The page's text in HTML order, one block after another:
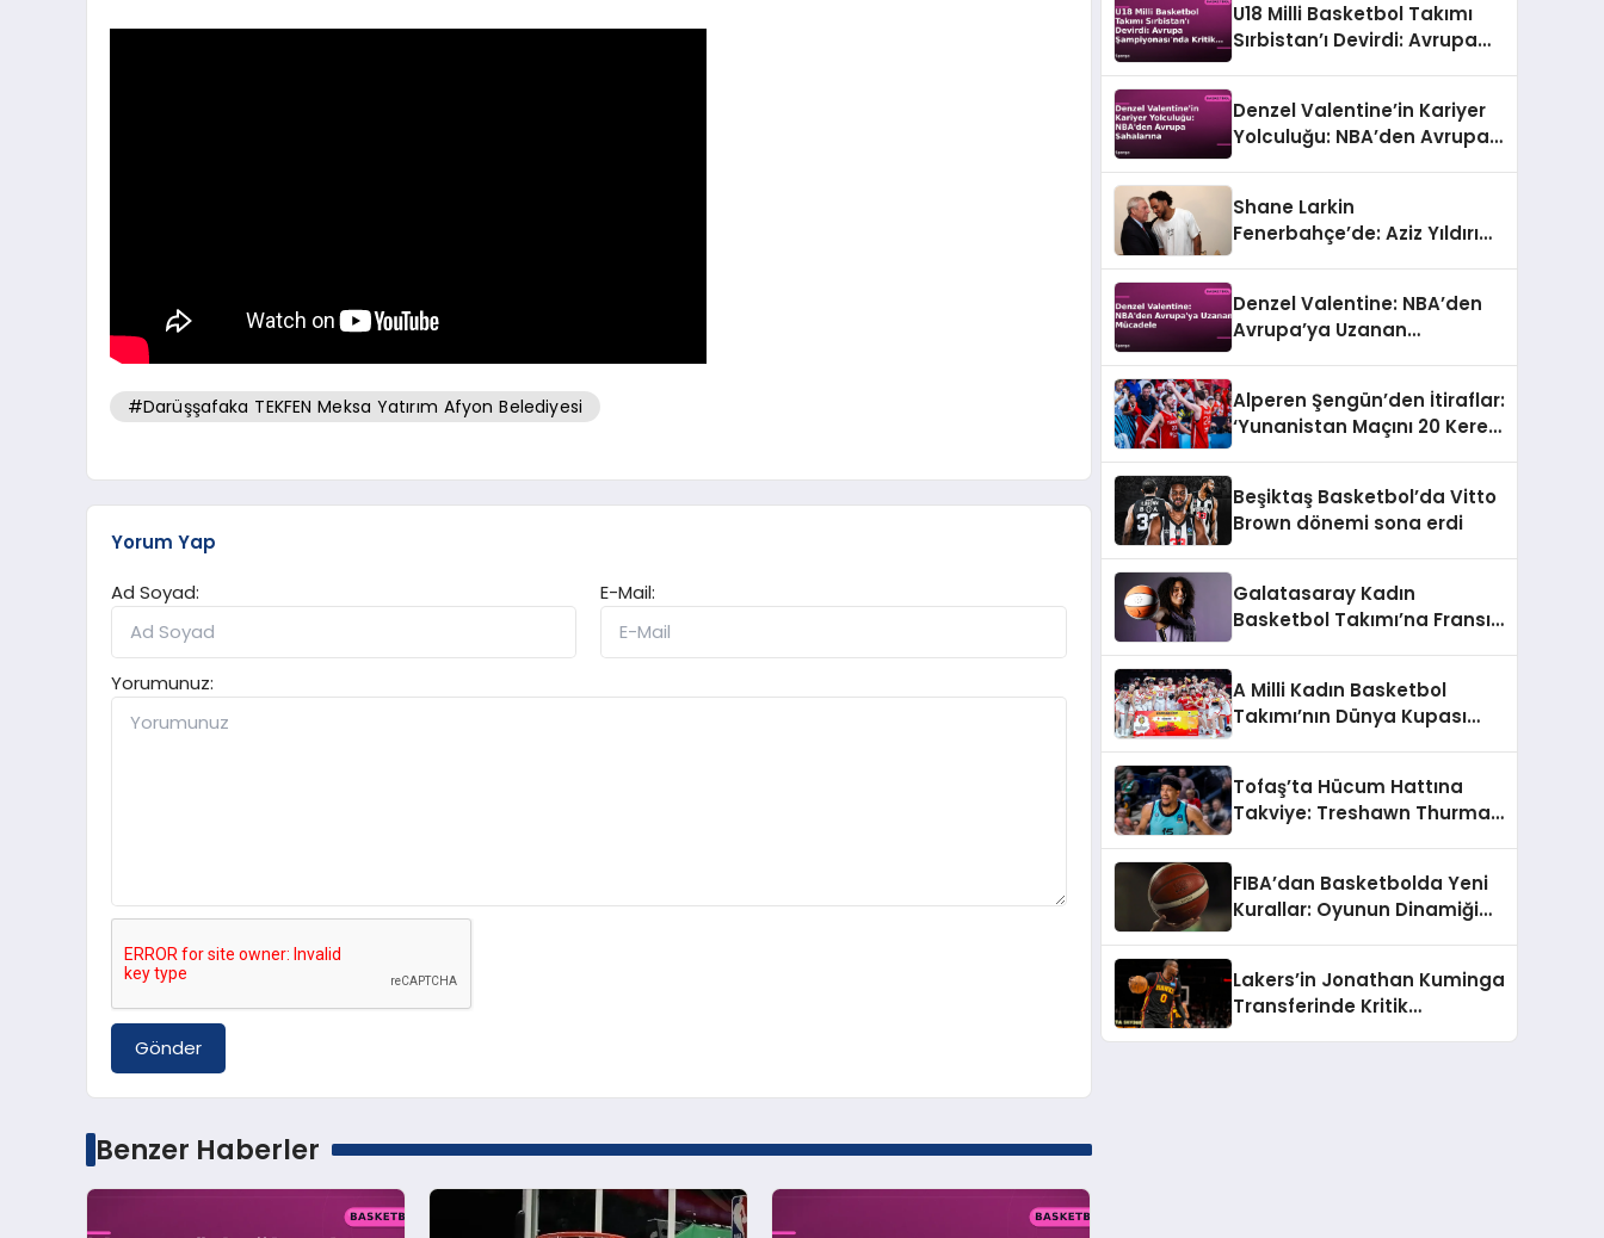
#Darüşşafaka TEKFEN Meksa Yatırım Afyon Belediyesi
Yorum Yap
Ad Soyad:
E-Mail:
Yorumunuz:
Gönder
Benzer Haberler
U18 Milli Basketbol Takımı
Sırbistan’ı Devirdi: Avrupa
Denzel Valentine’in Kariyer
Yolculuğu: NBA’den Avrupa
Shane Larkin
Fenerbahçe’de: Aziz Yıldırım
Denzel Valentine: NBA’den
Avrupa’ya Uzanan
Alperen Şengün’den İtiraflar:
‘Yunanistan Maçını 20 Kere
Beşiktaş Basketbol’da Vitto
Brown dönemi sona erdi
Galatasaray Kadın
Basketbol Takımı’na Fransız
A Milli Kadın Basketbol
Takımı’nın Dünya Kupası
Tofaş’ta Hücum Hattına
Takviye: Treshawn Thurman
FIBA’dan Basketbolda Yeni
Kurallar: Oyunun Dinamiği
Lakers’in Jonathan Kuminga
Transferinde Kritik